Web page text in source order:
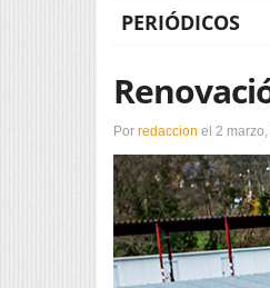
PERIÓDICOS
Por redaccion el 2 marzo,